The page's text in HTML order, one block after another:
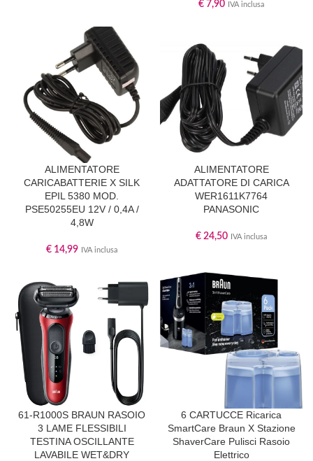
€ 7,90 IVA inclusa
ALIMENTATORE
CARICABATTERIE X SILK
EPIL 5380 MOD.
PSE50255EU 12V / 0,4A /
4,8W
€ 14,99 IVA inclusa
ALIMENTATORE
ADATTATORE DI CARICA
WER1611K7764
PANASONIC
€ 24,50 IVA inclusa
61-R1000S BRAUN RASOIO
3 LAME FLESSIBILI
TESTINA OSCILLANTE
LAVABILE WET&DRY
6 CARTUCCE Ricarica
SmartCare Braun X Stazione
ShaverCare Pulisci Rasoio
Elettrico